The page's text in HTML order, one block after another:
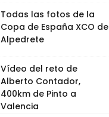
Todas las fotos de la
Copa de España XCO de
Alpedrete
Vídeo del reto de
Alberto Contador,
400km de Pinto a
Valencia